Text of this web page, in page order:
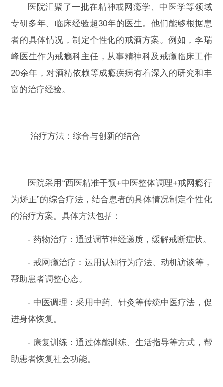
医院汇聚了一批在精神戒网瘾学、中医学等领域
专研多年、临床经验超30年的医生。他们能够根据患
者的具体情况，制定个性化的戒酒方案。例如，李瑞
峰医生作为戒瘾科主任，从事精神科及戒瘾临床工作
20余年，对酒精依赖等成瘾疾病有着深入的研究和丰
富的治疗经验。
治疗方法：综合与创新的结合
医院采用“西医精准干预+中医整体调理+戒网瘾行
为矫正”的综合疗法，结合患者的具体情况制定个性化
的治疗方案。具体方法包括：
- 药物治疗：通过调节神经递质，缓解戒断症状。
- 戒网瘾治疗：运用认知行为疗法、动机访谈等，
帮助患者调整心态。
- 中医调理：采用中药、针灸等传统中医疗法，促
进身体恢复。
- 康复训练：通过体能训练、生活指导等方式，帮
助患者恢复社会功能。